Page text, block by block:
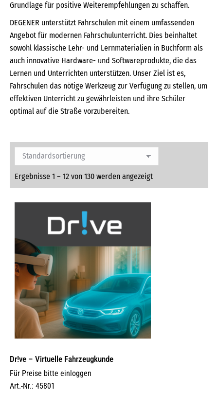
Grundlage für positive Weiterempfehlungen zu schaffen.
DEGENER unterstützt Fahrschulen mit einem umfassenden
Angebot für modernen Fahrschulunterricht. Dies beinhaltet
sowohl klassische Lehr- und Lernmaterialien in Buchform als
auch innovative Hardware- und Softwareprodukte, die das
Lernen und Unterrichten unterstützen. Unser Ziel ist es,
Fahrschulen das nötige Werkzeug zur Verfügung zu stellen, um
effektiven Unterricht zu gewährleisten und ihre Schüler
optimal auf die Straße vorzubereiten.
Ergebnisse 1 – 12 von 130 werden angezeigt
Dr!ve – Virtuelle Fahrzeugkunde
Für Preise bitte einloggen
Art.-Nr.: 45801